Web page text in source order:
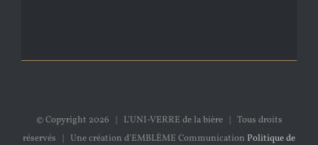
© Copyright 2026 | L'UNI-VERRE de la bière | Tous droits
réservés | Une création d'EMBLÈME Communication Politique de